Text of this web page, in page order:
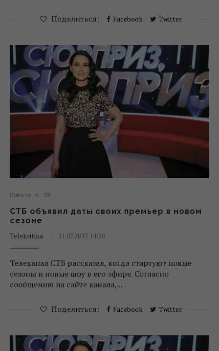
Поделиться: Facebook Twitter
Новости ТВ
СТБ объявил даты своих премьер в новом
сезоне
Telekritika
21.07.2017 14:20
Телеканал СТБ рассказал, когда стартуют новые
сезоны и новые шоу в его эфире. Согласно
сообщению на сайте канала,...
Поделиться: Facebook Twitter